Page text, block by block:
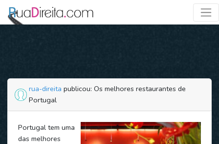
rua-direita publicou: Os melhores restaurantes de
Portugal
Portugal tem uma
das melhores